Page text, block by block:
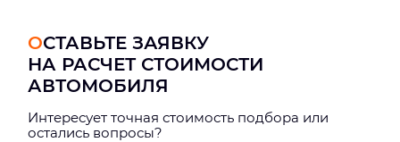
ОСТАВЬТЕ ЗАЯВКУ
НА РАСЧЕТ СТОИМОСТИ
АВТОМОБИЛЯ
Интерeсует точная стоимость подбора или
остались вопросы?